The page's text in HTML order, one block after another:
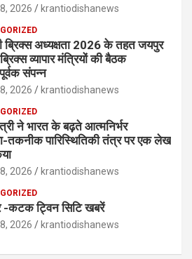
2026 krantiodishanews
ब्रिक्‍स अध्यक्षता 2026 के तहत जयपुर
व्यापार मंत्रियों की बैठक
संपन्न
2026 krantiodishanews
ने भारत के बढ़ते आत्मनिर्भर
तकनीक पारिस्थितिकी तंत्र पर एक लेख
2026 krantiodishanews
-कटक ट्विन सिटि खबरें
2026 krantiodishanews